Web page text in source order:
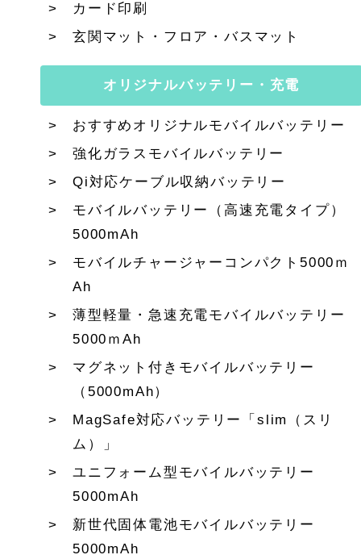
カード印刷
玄関マット・フロア・バスマット
オリジナルバッテリー・充電
おすすめオリジナルモバイルバッテリー
強化ガラスモバイルバッテリー
Qi対応ケーブル収納バッテリー
モバイルバッテリー（高速充電タイプ）
5000mAh
モバイルチャージャーコンパクト5000ｍ
Ah
薄型軽量・急速充電モバイルバッテリー
5000ｍAh
マグネット付きモバイルバッテリー
（5000mAh）
MagSafe対応バッテリー「slim（スリ
ム）」
ユニフォーム型モバイルバッテリー
5000mAh
新世代固体電池モバイルバッテリー
5000mAh